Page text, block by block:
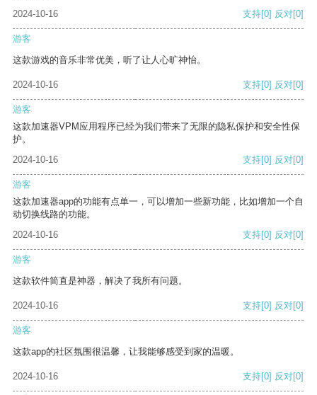
2024-10-16
支持[0] 反对[0]
游客
这款游戏的音乐非常优美，听了让人心旷神怡。
2024-10-16 支持[0] 反对[0]
游客
这款加速器VPM应用程序已经为我们带来了无限的隐私保护和安全性保
护。
2024-10-16
支持[0] 反对[0]
游客
这款加速器app的功能有点单一，可以增加一些新功能，比如增加一个自
动切换线路的功能。
2024-10-16
支持[0] 反对[0]
游客
这款软件简直是神器，解决了我所有问题。
2024-10-16 支持[0] 反对[0]
游客
这款app的社区氛围很温馨，让我能够感受到家的温暖。
2024-10-16 支持[0] 反对[0]